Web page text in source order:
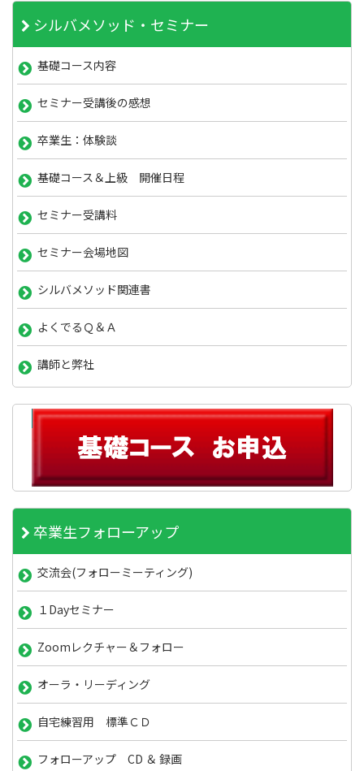
シルバメソッド・セミナー
基礎コース内容
セミナー受講後の感想
卒業生：体験談
基礎コース＆上級 開催日程
セミナー受講料
セミナー会場地図
シルバメソッド関連書
よくでるＱ＆Ａ
講師と弊社
卒業生フォローアップ
交流会(フォローミーティング)
１Dayセミナー
Zoomレクチャー＆フォロー
オーラ・リーディング
自宅練習用 標準ＣＤ
フォローアップ CD ＆ 録画